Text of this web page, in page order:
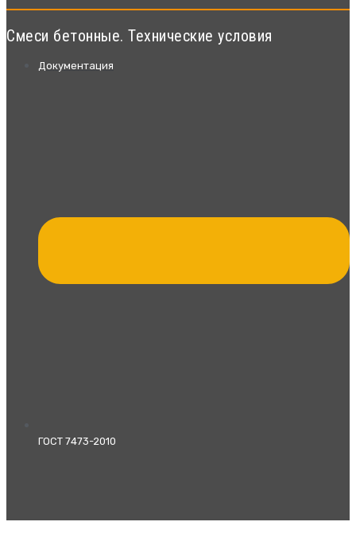
Смеси бетонные. Технические условия
Документация
ГОСТ 7473-2010